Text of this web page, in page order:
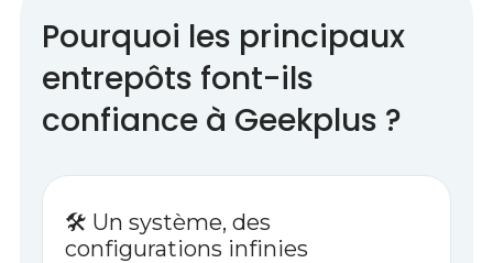
Pourquoi les principaux
entrepôts font-ils
confiance à Geekplus ?
🛠️ Un système, des
configurations infinies